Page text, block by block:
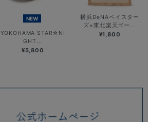
NEW
YOKOHAMA STAR☆NI
GHT...
¥5,800
横浜DeNAベイスター
ズ×東北楽天ゴー...
¥1,800